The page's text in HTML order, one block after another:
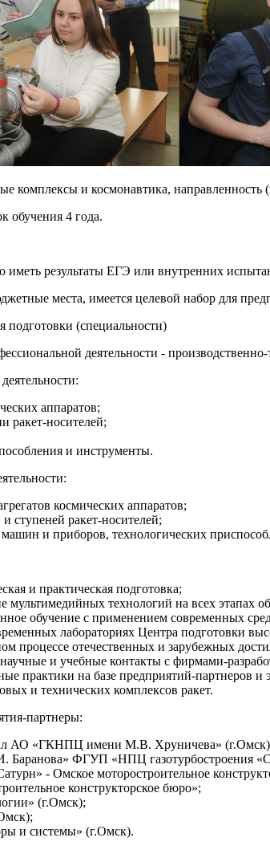
комплексы и космонавтика, направленность
обучения 4 года.
иметь результаты ЕГЭ или внутренних
места, имеется целевой набор для
подготовки (специальности)
деятельности -
аппаратов;
ракет-носителей;
и инструменты.
космических аппаратов;
и ступеней ракет-носителей;
машин и приборов, технологических
и практическая подготовка;
мультимедийных технологий на всех этапах
обучение с применением современных
лабораториях Центра подготовки
процессе отечественных и зарубежных
и учебные контакты с фирмами-
практики на базе предприятий-партнеров
и технических комплексов ракет.
партнеры:
АО «ГКНПЦ имени М.В. Хруничева»
ФГУП «НПЦ газотурбостроения
- Омское моторостроительное
конструкторское бюро»;
(г.Омск);
и системы» (г.Омск).